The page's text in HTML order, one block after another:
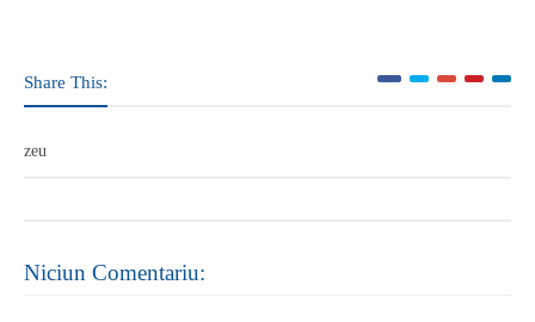
Share This:
zeu
Niciun Comentariu: